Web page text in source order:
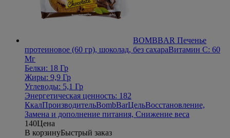
BOMBBAR Печенье
протеиновое (60 гр), шоколад, без сахараВитамин С: 60
Мг
Белки: 18 Гр
Жиры: 9,9 Гр
Углеводы: 5,1 Гр
Энергетическая ценность: 182
КкалПроизводительBombBarЦельВосстановление,
Замена и дополнение питания, Снижение веса
140Цена
В корзинуБыстрый заказ